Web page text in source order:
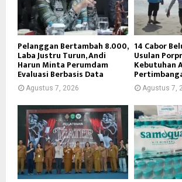
Pelanggan Bertambah 8.000,
Laba Justru Turun, Andi
Harun Minta Perumdam
Evaluasi Berbasis Data
Agustus 7, 2026
14 Cabor
Usulan
Kebutuhan
Agustus 7,